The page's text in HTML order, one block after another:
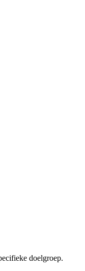
doelgroep.